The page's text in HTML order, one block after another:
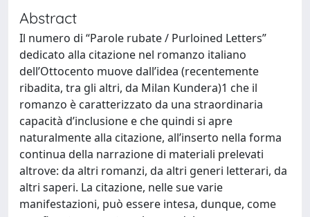
Abstract
Il numero di “Parole rubate / Purloined Letters”
dedicato alla citazione nel romanzo italiano
dell’Ottocento muove dall’idea (recentemente
ribadita, tra gli altri, da Milan Kundera)1 che il
romanzo è caratterizzato da una straordinaria
capacità d’inclusione e che quindi si apre
naturalmente alla citazione, all’inserto nella forma
continua della narrazione di materiali prelevati
altrove: da altri romanzi, da altri generi letterari, da
altri saperi. La citazione, nelle sue varie
manifestazioni, può essere intesa, dunque, come